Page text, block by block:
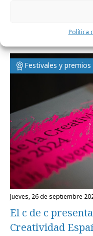
Política
Así luce el
Mariano
Festivales y premios
jueves, 26 de septiembre
El c de c
Creatividad